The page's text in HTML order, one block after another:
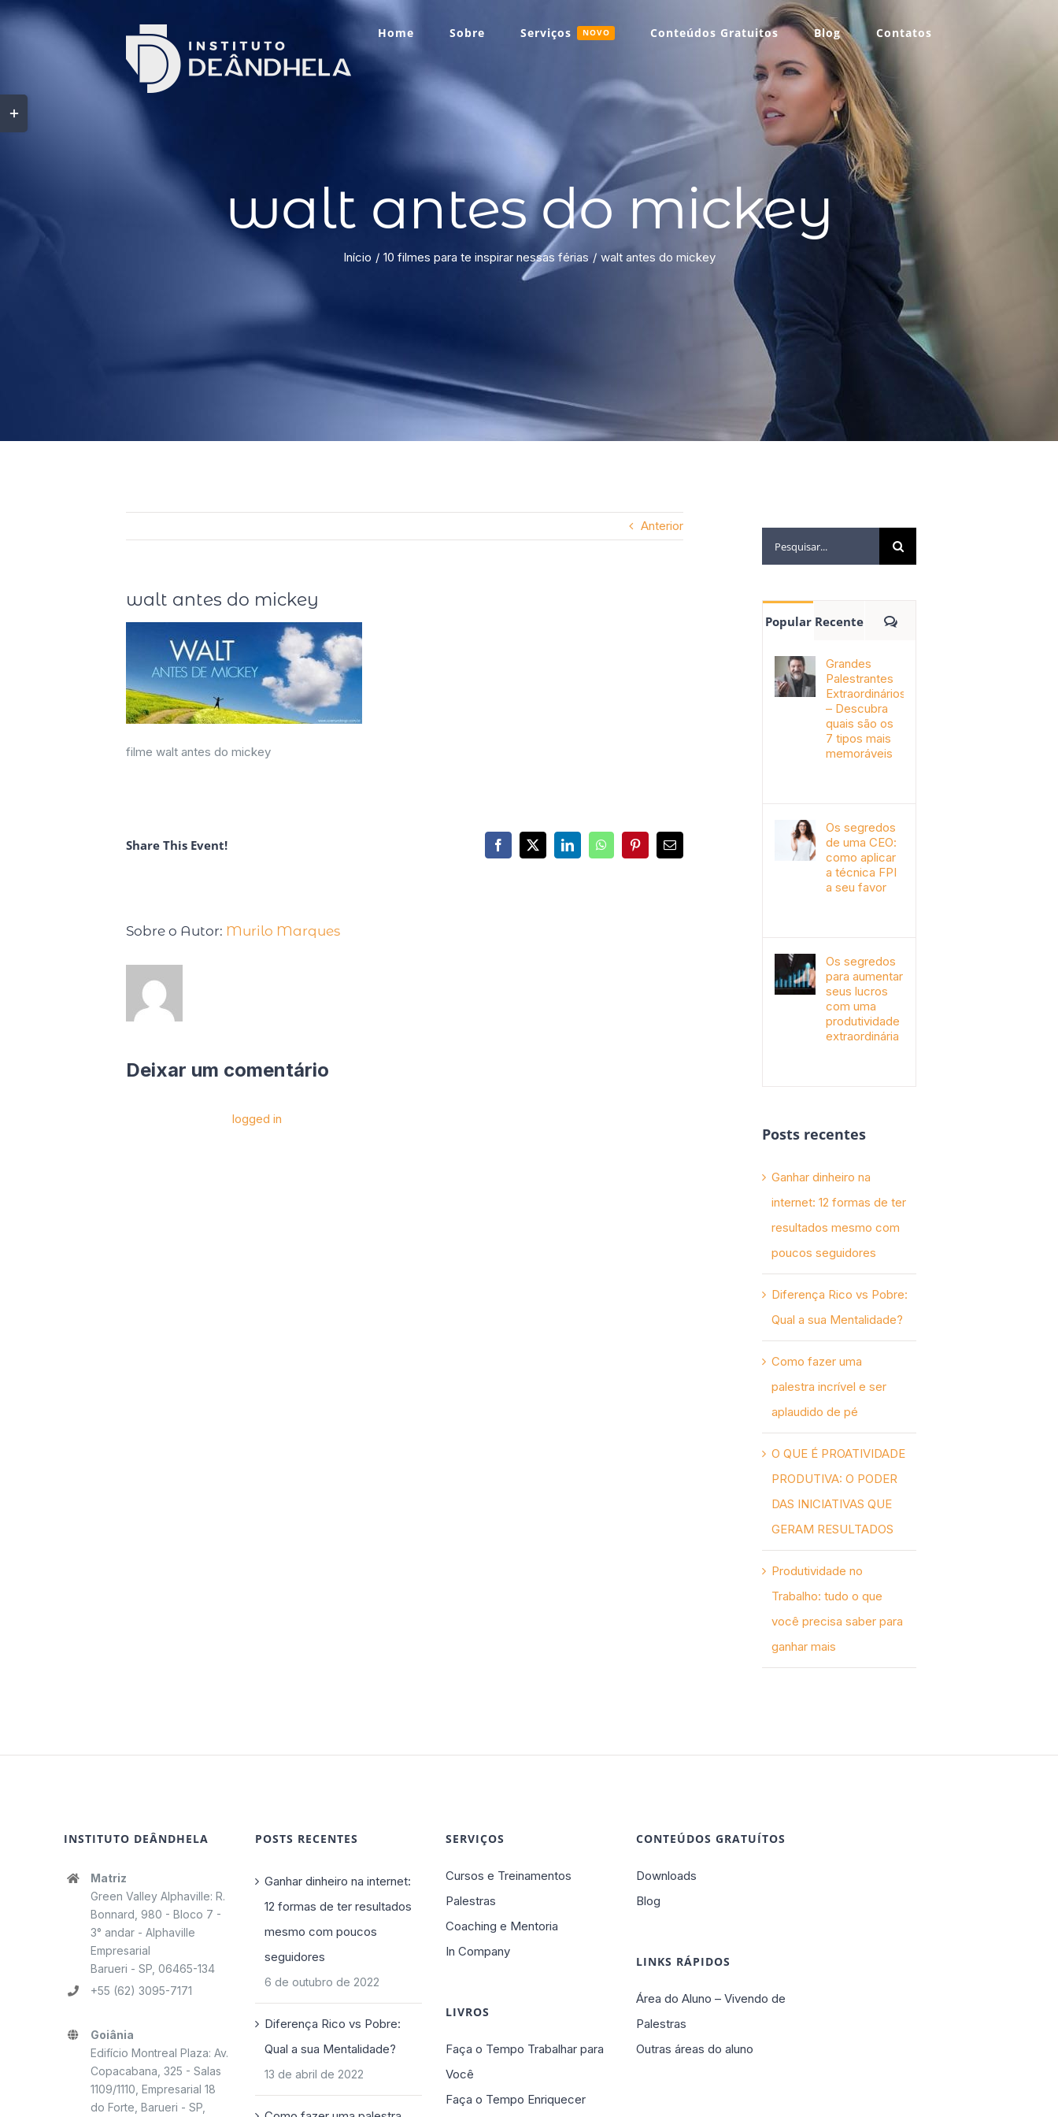
Home Sobre Serviços NOVO Conteúdos Gratuitos Blog Contatos
walt antes do mickey
Início 10 filmes para te inspirar nessas férias walt antes do mickey
Anterior
walt antes do mickey
filme walt antes do mickey
Share This Event!
Sobre o Autor: Murilo Marques
Deixar um comentário
logged in
Popular Recente
Grandes
Palestrantes
Extraordinários
– Descubra
quais são os
7 tipos mais
memoráveis
Os segredos
de uma CEO:
como aplicar
a técnica FPI
a seu favor
Os segredos
para aumentar
seus lucros
com uma
produtividade
extraordinária
Posts recentes
Ganhar dinheiro na
internet: 12 formas de ter
resultados mesmo com
poucos seguidores
Diferença Rico vs Pobre:
Qual a sua Mentalidade?
Como fazer uma
palestra incrível e ser
aplaudido de pé
O QUE É PROATIVIDADE
PRODUTIVA: O PODER
DAS INICIATIVAS QUE
GERAM RESULTADOS
Produtividade no
Trabalho: tudo o que
você precisa saber para
ganhar mais
INSTITUTO DEÂNDHELA
Matriz
Green Valley Alphaville: R.
Bonnard, 980 - Bloco 7 -
3° andar - Alphaville
Empresarial
Barueri - SP, 06465-134
+55 (62) 3095-7171
Goiânia
Edifício Montreal Plaza: Av.
Copacabana, 325 - Salas
1109/1110, Empresarial 18
do Forte, Barueri - SP,
POSTS RECENTES
Ganhar dinheiro na internet:
12 formas de ter resultados
mesmo com poucos
seguidores
6 de outubro de 2022
Diferença Rico vs Pobre:
Qual a sua Mentalidade?
13 de abril de 2022
SERVIÇOS
Cursos e Treinamentos
Palestras
Coaching e Mentoria
In Company
LIVROS
Faça o Tempo Trabalhar para
Você
Faça o Tempo Enriquecer
CONTEÚDOS GRATUÍTOS
Downloads
Blog
LINKS RÁPIDOS
Área do Aluno – Vivendo de
Palestras
Outras áreas do aluno